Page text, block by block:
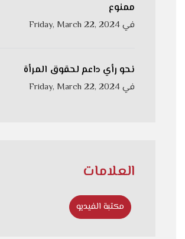
ممنوع
فيFriday, March 22, 2024
نحو رأي داعم لحقوق المرأة
فيFriday, March 22, 2024
العلامات
مكتبة الفيديو